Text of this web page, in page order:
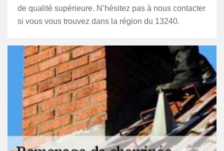
de qualité supérieure. N’hésitez pas à nous contacter
si vous vous trouvez dans la région du 13240.